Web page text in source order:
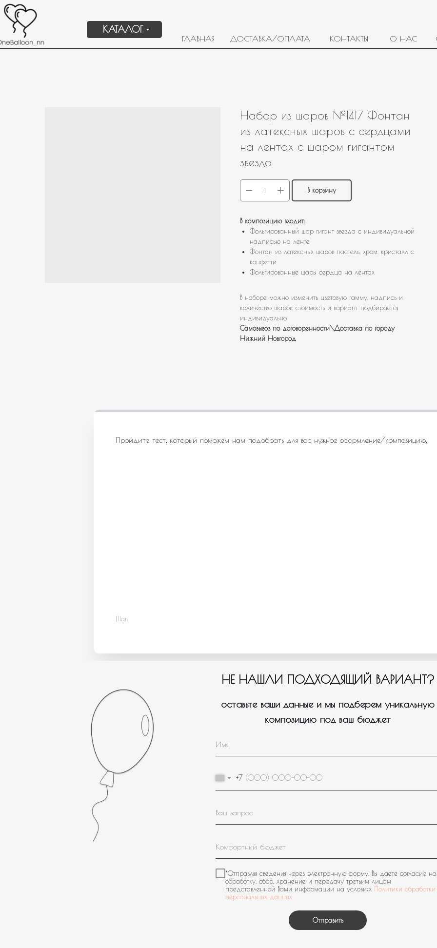
ДОСТАВКА/ОПЛАТА
ГЛАВНАЯ КОНТАКТЫ О НАС
КАТАЛОГ
Для кого или на какое событие вам
Девочке
Мальчику
Мужчине
Набор из шаров №1417 Фонтан
из латексных шаров с сердцами
на лентах с шаром гигантом
звезда
В корзину
В композицию входит:
Фольгированный шар гигант звезда с индивидуальной
надписью на ленте
Фонтан из латексных шаров пастель, хром, кристалл с
конфетти
Фольгированные шары сердца на лентах
В наборе можно изменить цветовую гамму, надпись и
количество шаров, стоимость и вариант подбирается
индивидуально
Самовывоз по договоренности\Доставка по городу
Нижний Новгород
Пройдите тест, который поможем нам подобрать для вас нужное оформление/композицию.
Шаг:
+7
*Отправляя сведения через электронную форму, Вы даете согласие на
обработку, сбор, хранение и передачу третьим лицам
представленной Вами информации на условиях Политики обработки
персональных данных
Отправить
НЕ НАШЛИ ПОДХОДЯЩИЙ ВАРИАНТ?
оставьте ваши данные и мы подберем уникальную
композицию под ваш бюджет